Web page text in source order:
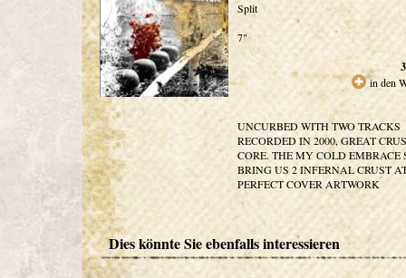
Split
7"
in den
UNCURBED WITH TWO TRACKS
RECORDED IN 2000, GREAT
CORE. THE MY COLD EMBRACE
BRING US 2 INFERNAL CRUST
PERFECT COVER ARTWORK
Dies könnte Sie ebenfalls interessieren